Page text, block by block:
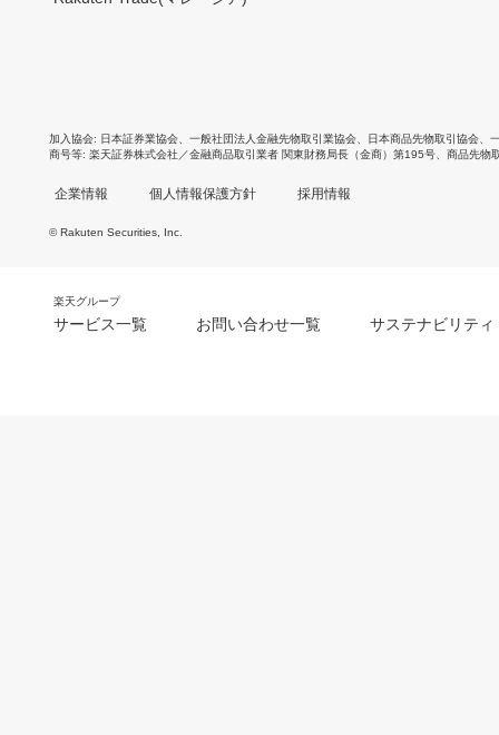
加入協会 日本証券業協会 一般社団法人金融先物取引業協会 日本商品先物取引協会
商号等 楽天証券株式会社／金融商品取引業者 関東財務局長（金商）第195号、商品先物
企業情報 個人情報保護方針 採用情報
© Rakuten Securities, Inc.
楽天グループ
サービス一覧 お問い合わせ一覧 サステナビリティ